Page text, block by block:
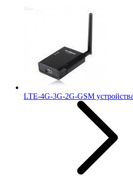
LTE-4G-3G-2G-GSM устройства